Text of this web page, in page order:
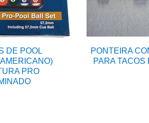
DE POOL
PRO
PONTEIRA
PARA TACOS